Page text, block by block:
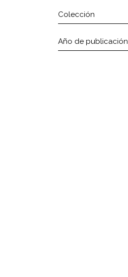
Colección
Año de publicación